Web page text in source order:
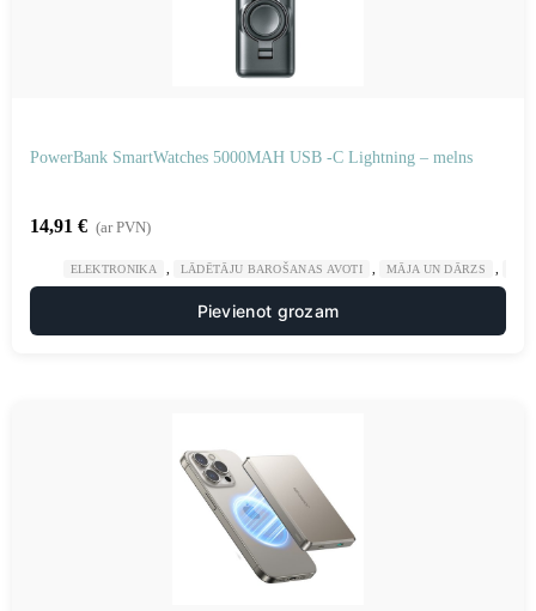
PowerBank SmartWatches 5000MAH USB -C Lightning – melns
14,91 € (ar PVN)
ELEKTRONIKA LĀDĒTĀJU BAROŠANAS AVOTI MĀJA UN DĀRZS
Pievienot grozam